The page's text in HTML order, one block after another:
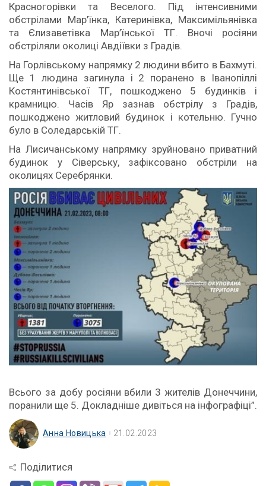
Красногорівки та Веселого. Під інтенсивними
обстрілами Мар’їнка, Катеринівка, Максимільянівка
та Єлизаветівка Мар’їнської ТГ. Вночі росіяни
обстріляли околиці Авдіївки з Градів.
На Горлівському напрямку 2 людини вбито в Бахмуті.
Ще 1 людина загинула і 2 поранено в Іванопіллі
Костянтинівської ТГ, пошкоджено 5 будинків і
крамницю. Часів Яр зазнав обстрілу з Градів,
пошкоджено житловий будинок і котельню. Гучно
було в Соледарській ТГ.
На Лисичанському напрямку зруйновано приватний
будинок у Сіверську, зафіксовано обстріли на
околицях Серебрянки.
Всього за добу росіяни вбили 3 жителів Донеччини,
поранили ще 5. Докладніше дивіться на інфографіці”.
Анна Новицька 21.02.2023
Поділитися